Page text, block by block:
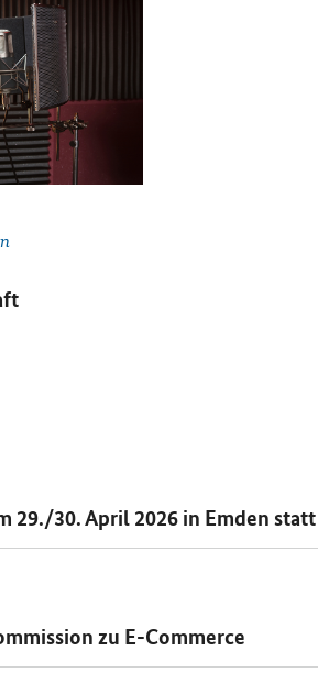
29./30. April 2026 in Emden statt
zu E-Commerce